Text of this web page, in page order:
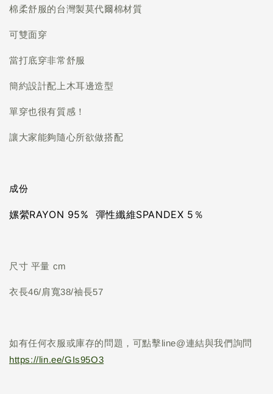
棉柔舒服的台灣製莫代爾棉材質
可雙面穿
當打底穿非常舒服
簡約設計配上木耳邊造型
單穿也很有質感！
讓大家能夠隨心所欲做搭配
成份
嫘縈RAYON 95% 彈性纖維SPANDEX 5％
尺寸 平量 cm
衣長46/肩寬38/袖長57
如有任何衣服或庫存的問題，可點擊line@連結與我們詢問
https://lin.ee/GIs95O3